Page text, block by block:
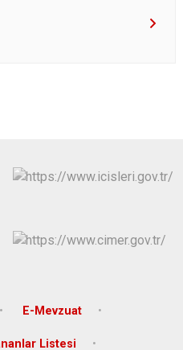
E-Mevzuat
Listesi